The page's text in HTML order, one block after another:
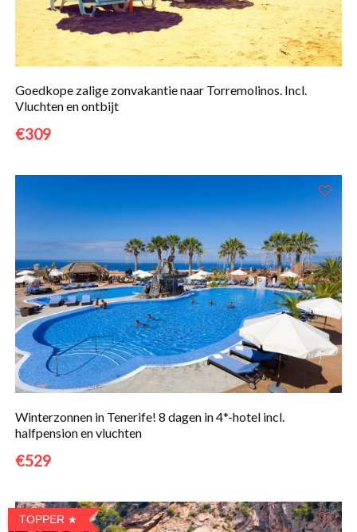
Goedkope zalige zonvakantie naar Torremolinos. Incl.
Vluchten en ontbijt
€309
Winterzonnen in Tenerife! 8 dagen in 4*-hotel incl.
halfpension en vluchten
€529
TOPPER